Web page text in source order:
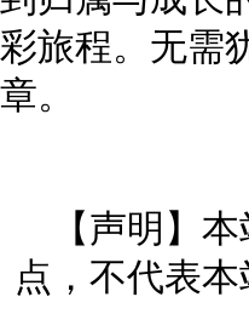
彩旅程。无需
章。
【声明】
点，不代表